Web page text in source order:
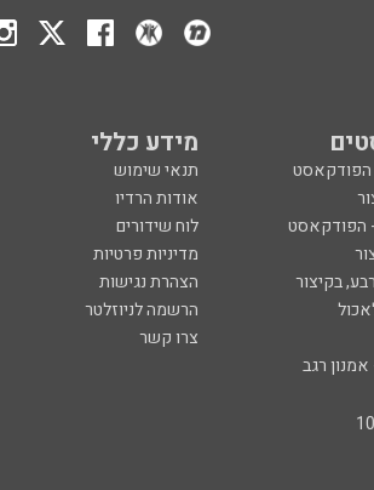
מידע כללי
תנאי שימוש
אודות הרדיו
הפודקאסט
לוח שידורים
מדיניות פרטיות
בקיצור
הצהרת נגישות
הרשמה לניוזלטר
צרו קשר
רגב